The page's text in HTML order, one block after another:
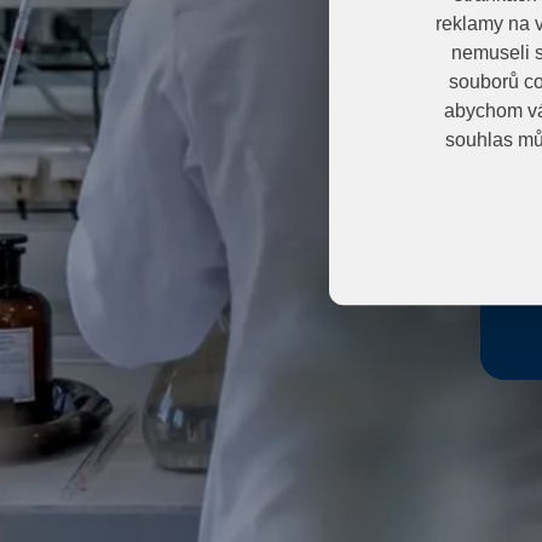
reklamy na
nemuseli
souborů
abychom
souhlas